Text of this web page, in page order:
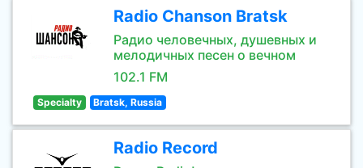
Radio Chanson Bratsk
Радио человечных, душевных и
мелодичных песен о вечном
102.1 FM
Specialty Bratsk, Russia
Radio Record